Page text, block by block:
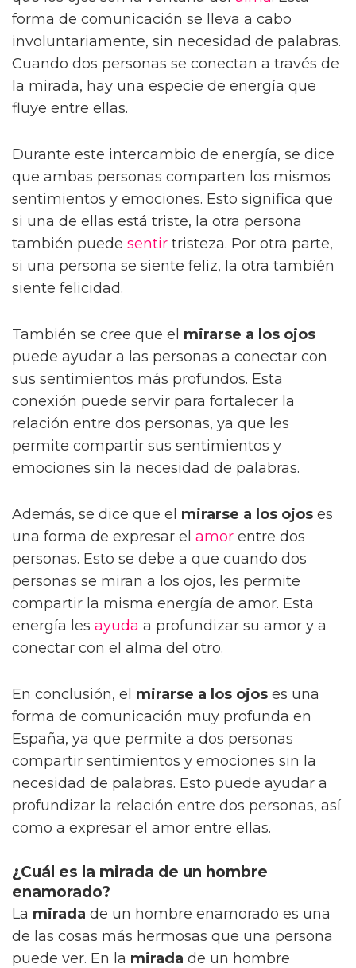
forma de comunicación se lleva a cabo
involuntariamente, sin necesidad de palabras.
Cuando dos personas se conectan a través de
la mirada, hay una especie de energía que
fluye entre ellas.
Durante este intercambio de energía, se dice
que ambas personas comparten los mismos
sentimientos y emociones. Esto significa que
si una de ellas está triste, la otra persona
también puede sentir tristeza. Por otra parte,
si una persona se siente feliz, la otra también
siente felicidad.
También se cree que el mirarse a los ojos
puede ayudar a las personas a conectar con
sus sentimientos más profundos. Esta
conexión puede servir para fortalecer la
relación entre dos personas, ya que les
permite compartir sus sentimientos y
emociones sin la necesidad de palabras.
Además, se dice que el mirarse a los ojos es
una forma de expresar el amor entre dos
personas. Esto se debe a que cuando dos
personas se miran a los ojos, les permite
compartir la misma energía de amor. Esta
energía les ayuda a profundizar su amor y a
conectar con el alma del otro.
En conclusión, el mirarse a los ojos es una
forma de comunicación muy profunda en
España, ya que permite a dos personas
compartir sentimientos y emociones sin la
necesidad de palabras. Esto puede ayudar a
profundizar la relación entre dos personas, así
como a expresar el amor entre ellas.
¿Cuál es la mirada de un hombre
enamorado?
La mirada de un hombre enamorado es una
de las cosas más hermosas que una persona
puede ver. En la mirada de un hombre